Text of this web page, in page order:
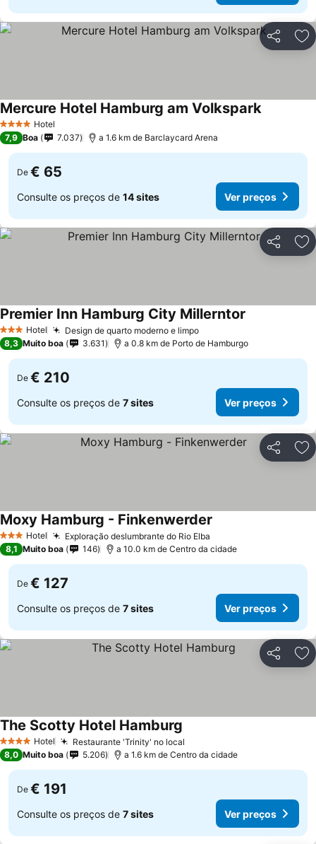
Partilhar
4 EstrelasHotel
Mercure Hotel Hamburg am VolksparkVer
7,9 Boa 7.037 a 1.6 km de Barclaycard Arena
De € 65
Consulte os preços de 14 sites Ver preços
Partilhar
3 EstrelasHotel Design de quarto moderno e limpoVer preços
Premier Inn Hamburg City Millerntor
8,3 Muito boa 3.631 a 0.8 km de Porto de Hamburgo
De € 210
Consulte os preços de 7 sites Ver preços
Partilhar
3 EstrelasHotel Exploração deslumbrante do Rio Elba
Moxy Hamburg - Finkenwerder
8,1 Muito boa 146 a 10.0 km de Centro da cidade
De € 127
Consulte os preços de 7 sites Ver preços
Partilhar
4 EstrelasHotel Restaurante 'Trinity' no local
The Scotty Hotel Hamburg
8,0 Muito boa 5.206 a 1.6 km de Centro da cidade
De € 191
Consulte os preços de 7 sites Ver preços